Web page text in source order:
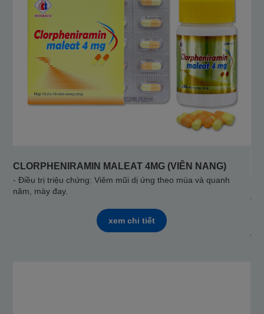
CLORPHENIRAMIN MALEAT 4MG (VIÊN NANG)
- Điều trị triệu chứng: Viêm mũi dị ứng theo mùa và quanh
năm, mày đay.
xem chi tiết
-
-